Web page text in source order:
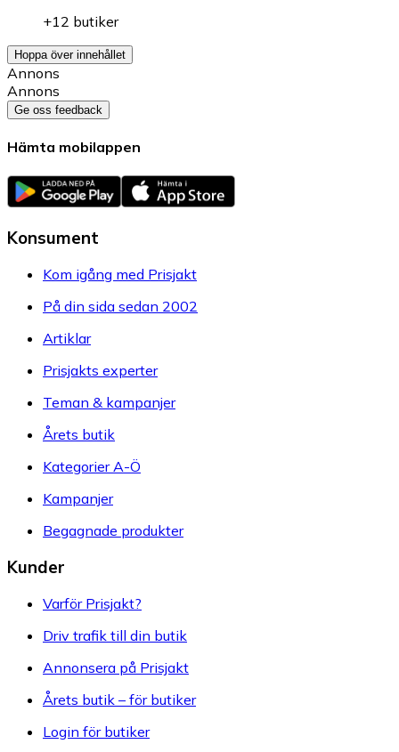
+12 butiker
Hoppa över innehållet
Annons
Annons
Ge oss feedback
Hämta mobilappen
Konsument
Kom igång med Prisjakt
På din sida sedan 2002
Artiklar
Prisjakts experter
Teman & kampanjer
Årets butik
Kategorier A-Ö
Kampanjer
Begagnade produkter
Kunder
Varför Prisjakt?
Driv trafik till din butik
Annonsera på Prisjakt
Årets butik – för butiker
Login för butiker